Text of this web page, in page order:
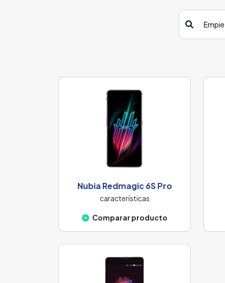
Nubia Redmagic 6S Pro
características
Comparar producto